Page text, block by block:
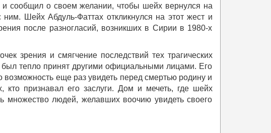
сообщил о своем желании, чтобы шейх вернулся на
Шейх Абдуль-Фаттах откликнулся на этот жест и
после разногласий, возникших в Сирии в 1980-х
зрения и смягчение последствий тех трагических
тепло принят другими официальными лицами. Его
еще раз увидеть перед смертью родину и
кто признавал его заслуги. Дом и мечеть, где шейх
множество людей, желавших воочию увидеть своего